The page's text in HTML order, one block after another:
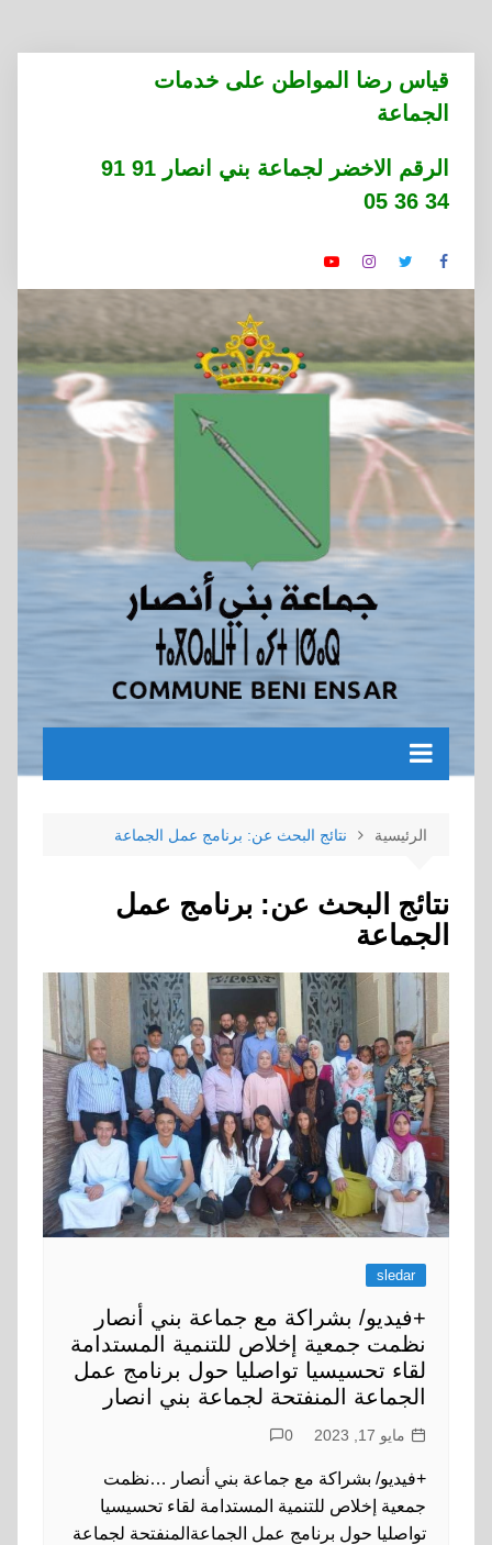
المحتوى
قياس رضا المواطن على خدمات
الجماعة
الرقم الاخضر لجماعة بني انصار 91 91
34 36 05
الرئيسية نتائج البحث عن: برنامج عمل الجماعة
نتائج البحث عن: برنامج عمل
الجماعة
sledar
+فيديو/ بشراكة مع جماعة بني أنصار
نظمت جمعية إخلاص للتنمية المستدامة
لقاء تحسيسيا تواصليا حول برنامج عمل
الجماعة المنفتحة لجماعة بني انصار
مايو 17, 2023 0
+فيديو/ بشراكة مع جماعة بني أنصار …نظمت
جمعية إخلاص للتنمية المستدامة لقاء تحسيسيا
تواصليا حول برنامج عمل الجماعةالمنفتحة لجماعة